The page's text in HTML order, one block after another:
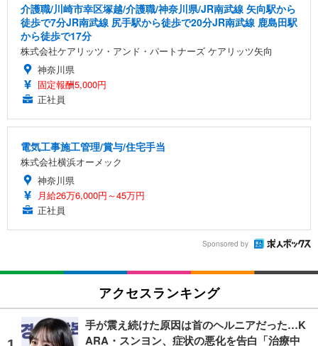
介護職/川崎市幸区塚越/介護職/神奈川県/JR南武線 矢向駅から
徒歩で7分JR南武線 尻手駅から徒歩で20分JR南武線 鹿島田駅
から徒歩で17分
株式会社ケアリッツ・アンド・パートナーズ ケアリッツ矢向
神奈川県
固定報酬5,000円
正社員
電気工事施工管理/賞与/住宅手当
株式会社横浜オーメック
神奈川県
月給26万6,000円～45万円
正社員
Sponsored by
アクセスランキング
手が震え続けた原因は首のヘルニアだった…K
ARA・スンヨン、症状の悪化を告白「治療中